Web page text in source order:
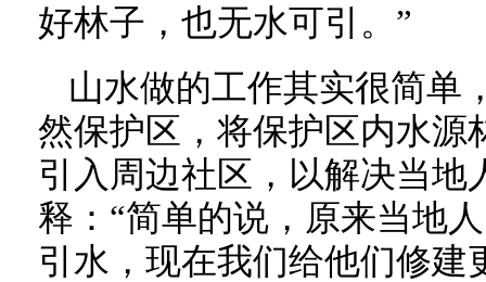
好林子，也无水可引。”
山水做的工作其实很简单
然保护区，将保护区内水源
引入周边社区，以解决当地
释：“简单的说，原来当地
引水，现在我们给他们修建